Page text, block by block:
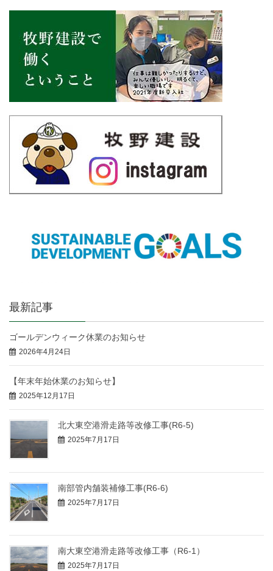
最新記事
ゴールデンウィーク休業のお知らせ
2026年4月24日
【年末年始休業のお知らせ】
2025年12月17日
北大東空港滑走路等改修工事(R6-5)
2025年7月17日
南部管内舗装補修工事(R6-6)
2025年7月17日
南大東空港滑走路等改修工事（R6-1）
2025年7月17日